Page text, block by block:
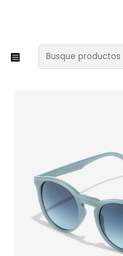
XMAS SALE
Lentes y
Lentes de Sol